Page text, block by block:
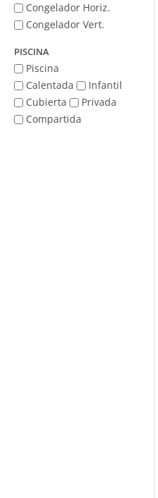
Congelador Horiz.
Congelador Vert.
PISCINA
Piscina
Calentada
Infantil
Cubierta
Privada
Compartida